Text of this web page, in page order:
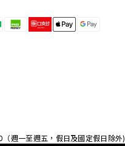
週一至週五，假日及國定假日除外)